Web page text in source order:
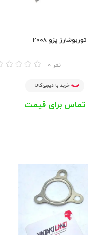
پژو 2008
0 نفر
خرید با دیجی‌کالا
تماس برای قیمت